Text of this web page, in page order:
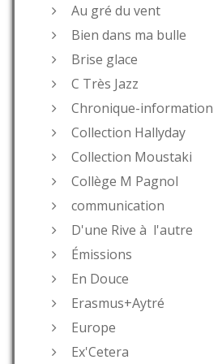
Au gré du vent
Bien dans ma bulle
Brise glace
C Très Jazz
Chronique-information
Collection Hallyday
Collection Moustaki
Collège M Pagnol
communication
D'une Rive à l'autre
Émissions
En Douce
Erasmus+Aytré
Europe
Ex'Cetera